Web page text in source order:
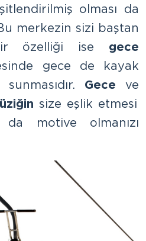
olması da
merkezin sizi baştan
özelliği ise gece
gece de kayak
Gece ve
size eşlik etmesi
motive olmanızı